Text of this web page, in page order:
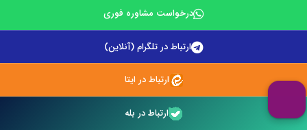
آثار عاطفی و اجتماعی، پ
ادامه مطلب
درخواست مشاوره فوری
ارتباط در تلگرام (آنلاین)
ارتباط در ایتا
ارتباط در بله